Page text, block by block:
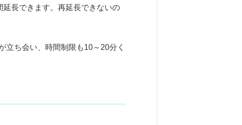
長できます。再延長できないの
立ち会い、時間制限も10～20分く